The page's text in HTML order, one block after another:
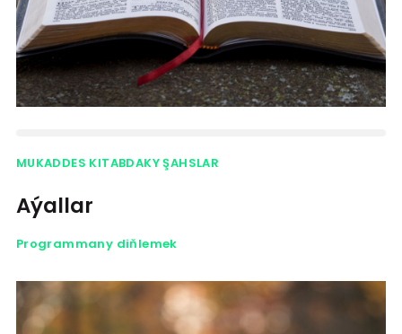
MUKADDES KITABDAKY ŞAHSLAR
Aýallar
Programmany diňlemek